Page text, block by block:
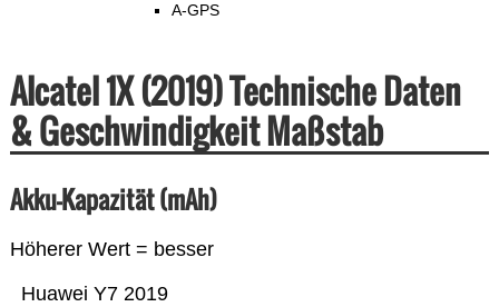
A-GPS
Alcatel 1X (2019) Technische Daten
& Geschwindigkeit Maßstab
Akku-Kapazität (mAh)
Höherer Wert = besser
Huawei Y7 2019